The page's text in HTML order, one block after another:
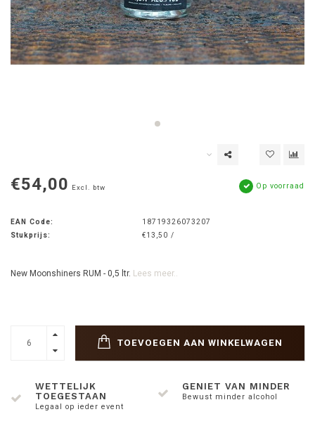
€54,00 Excl. btw Op voorraad
EAN Code:
18719326073207
Stukprijs:
€13,50 /
New Moonshiners RUM - 0,5 ltr. Lees meer..
TOEVOEGEN AAN WINKELWAGEN
WETTELIJK
TOEGESTAAN
Legaal op ieder event
GENIET VAN MINDER
Bewust minder alcohol